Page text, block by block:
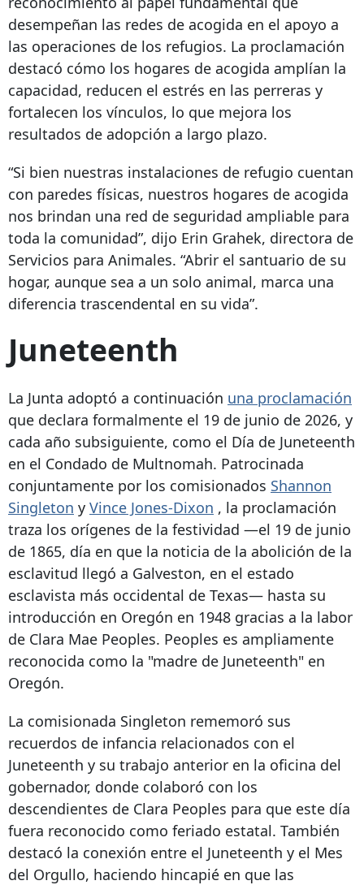
desempeñan las redes de acogida en el apoyo a
las operaciones de los refugios. La proclamación
destacó cómo los hogares de acogida amplían la
capacidad, reducen el estrés en las perreras y
fortalecen los vínculos, lo que mejora los
resultados de adopción a largo plazo.
“Si bien nuestras instalaciones de refugio cuentan
con paredes físicas, nuestros hogares de acogida
nos brindan una red de seguridad ampliable para
toda la comunidad”, dijo Erin Grahek, directora de
Servicios para Animales. “Abrir el santuario de su
hogar, aunque sea a un solo animal, marca una
diferencia trascendental en su vida”.
Juneteenth
La Junta adoptó a continuación una proclamación
que declara formalmente el 19 de junio de 2026, y
cada año subsiguiente, como el Día de Juneteenth
en el Condado de Multnomah. Patrocinada
conjuntamente por los comisionados Shannon
Singleton y Vince Jones-Dixon , la proclamación
traza los orígenes de la festividad —el 19 de junio
de 1865, día en que la noticia de la abolición de la
esclavitud llegó a Galveston, en el estado
esclavista más occidental de Texas— hasta su
introducción en Oregón en 1948 gracias a la labor
de Clara Mae Peoples. Peoples es ampliamente
reconocida como la "madre de Juneteenth" en
Oregón.
La comisionada Singleton rememoró sus
recuerdos de infancia relacionados con el
Juneteenth y su trabajo anterior en la oficina del
gobernador, donde colaboró ​​con los
descendientes de Clara Peoples para que este día
fuera reconocido como feriado estatal. También
destacó la conexión entre el Juneteenth y el Mes
del Orgullo, haciendo hincapié en que las